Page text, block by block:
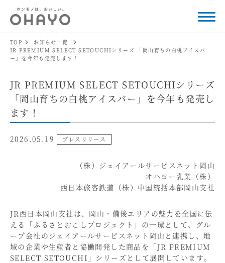
TOP
お知らせ一覧
JR PREMIUM SELECT SETOUCHIシリーズ 「岡山育ちの白桃アイスバ
ー」を今年も発売します！
JR PREMIUM SELECT SETOUCHIシリーズ
「岡山育ちの白桃アイスバー」を今年も発売し
ます！
2026.05.19 プレスリリース
（株）ジェイアールサービスネット岡山
オハヨー乳業（株）
西日本旅客鉄道（株）中国統括本部岡山支社
JR西日本岡山支社は、岡山・備後エリアの魅力を全国に伝
える「ふるさとおこしプロジェクト」の一環として、グル
ープ会社のジェイアールサービスネット岡山と連携し、地
域の企業や生産者と協働開発した商品を「JR PREMIUM
SELECT SETOUCHI」シリーズとして展開しています。